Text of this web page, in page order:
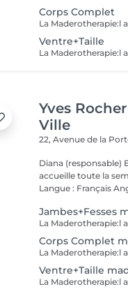
Corps Complet
Ventre+Taille
Yves
Ville
22, Avenue de la
Diana (responsable)
accueille toute la
Langue : Français
Jambes+Fesses
Corps Complet
Ventre+Taille